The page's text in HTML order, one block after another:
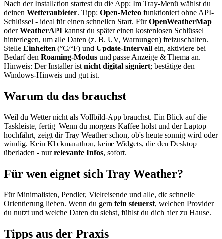
Nach der Installation startest du die App: Im Tray-Menü wählst du
deinen Wetteranbieter. Tipp: Open-Meteo funktioniert ohne API-
Schlüssel - ideal für einen schnellen Start. FürOpenWeatherMap
oderWeatherAPI kannst du später einen kostenlosen Schlüssel
hinterlegen, um alle Daten (z. B. UV, Warnungen) freizuschalten.
Stelle Einheiten (°C/°F) und Update-Intervall ein, aktiviere bei
Bedarf den Roaming-Modus und passe Anzeige & Thema an.
Hinweis: Der Installer ist nicht digital signiert; bestätige den
Windows-Hinweis und gut ist.
Warum du das brauchst
Weil du Wetter nicht als Vollbild-App brauchst. Ein Blick auf die
Taskleiste, fertig. Wenn du morgens Kaffee holst und der Laptop
hochfährt, zeigt dir Tray Weather schon, ob's heute sonnig wird oder
windig. Kein Klickmarathon, keine Widgets, die den Desktop
überladen - nurrelevante Infos, sofort.
Für wen eignet sich Tray Weather?
Für Minimalisten, Pendler, Vielreisende und alle, die schnelle
Orientierung lieben. Wenn du gern fein steuerst, welchen Provider
du nutzt und welche Daten du siehst, fühlst du dich hier zu Hause.
Tipps aus der Praxis